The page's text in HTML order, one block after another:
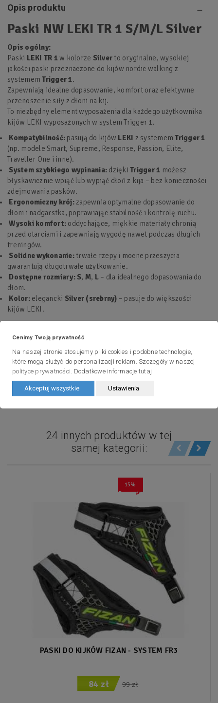
Opis produktu
Paski NW LEKI TR 1 S/M/L Silver
Opis ogólny:
Paski LEKI TR 1 w kolorze Silver to oryginalne, wysokiej
jakości paski przeznaczone do kijów nordic walking z
systememTrigger 1.
Zapewniają idealne dopasowanie, komfort oraz efektywne
przenoszenie siły z dłoni na kij.
To niezbędny element wyposażenia dla każdego użytkownika
kijów LEKI wyposażonych w system Trigger 1.
Kompatybilność: pasują do kijów LEKI z systememTrigger 1
(np. modele Smart, Supreme, Response, Passion, Elite,
Traveller One i inne).
System szybkiego wypinania: dzięki Trigger 1 możesz
błyskawicznie wpiąć lub wypiąć dłoń z kija – bez konieczności
zdejmowania pasków.
Ergonomiczny krój:zapewnia optymalne dopasowanie do
dłoni i nadgarstka, poprawiając stabilność i kontrolę ruchu.
Wysoki komfort: oddychające, miękkie materiały chronią
przed otarciami i zapewniają wygodę nawet podczas długich
treningów.
Solidne wykonanie:trwałe rzepy i mocne przeszycia
gwarantują długotrwałe użytkowanie.
Dostępne rozmiary: S, M, L– dla idealnego dopasowania do
dłoni.
Kolor:elegancki Silver (srebrny) – pasuje do większości
kijów LEKI.
Jak zacząć nordic walking?
Od kogo kupujesz?
Pierwsze kroki i warsztaty
24 innych produktów w tej
samej kategorii:
15%
Promocja
PASKI DO KIJKÓW FIZAN - SYSTEM FR3
84 zł 99 zł
Cenimy Twoją prywatność
Na naszej stronie stosujemy pliki cookies i podobne technologie,
które mogą służyć do personalizacji reklam. Szczegóły w naszej
polityce prywatności . Dodatkowe informacje tutaj
Akceptuj wszystkie Ustawienia